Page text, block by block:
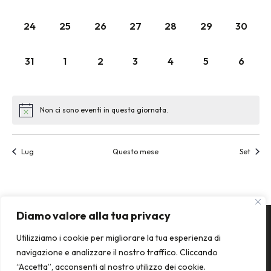
Diamo valore alla tua privacy
Utilizziamo i cookie per migliorare la tua esperienza di
navigazione e analizzare il nostro traffico. Cliccando
“Accetta”, acconsenti al nostro utilizzo dei cookie.
0 EVENTI,
24 0 EVENTI,
25 0 EVENTI,
26 0 EVENTI,
27 0 EVENTI,
28 0 EVENTI,
29 0
30
0 EVENTI,
31 0 EVENTI,
1 0 EVENTI,
2 0 EVENTI,
3 0 EVENTI,
4 0 EVENTI,
5 0
6
Non ci sono eventi in questa giornata.
Lug Questo mese Set